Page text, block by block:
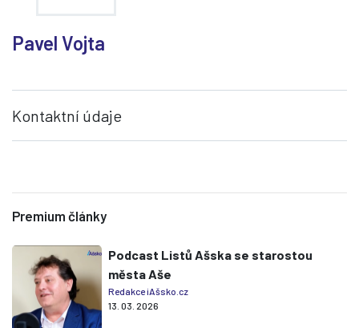
Pavel Vojta
Kontaktní údaje
Premium články
Podcast Listů Ašska se starostou
města Aše
Redakce iAšsko.cz
13. 03. 2026